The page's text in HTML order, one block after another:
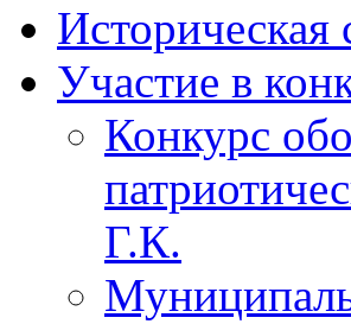
Историческая
Участие в
Конкурс
Г.К.